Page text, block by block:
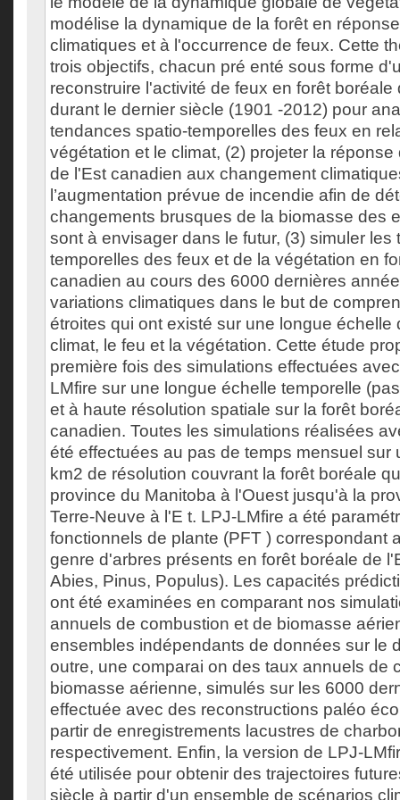
modélise la dynamique de la forêt en
climatiques et à l'occurrence de feux. Cette
trois objectifs, chacun pré enté sous forme
reconstruire l'activité de feux en forêt
durant le dernier siècle (1901 -2012) pour
tendances spatio-temporelles des feux en
végétation et le climat, (2) projeter la
de l'Est canadien aux changement
l’augmentation prévue de incendie afin de
changements brusques de la biomasse des
sont à envisager dans le futur, (3) simuler les
temporelles des feux et de la végétation en
canadien au cours des 6000 dernières
variations climatiques dans le but de
étroites qui ont existé sur une longue échelle
climat, le feu et la végétation. Cette étude
première fois des simulations effectuées
LMfire sur une longue échelle temporelle
et à haute résolution spatiale sur la forêt
canadien. Toutes les simulations réalisées
été effectuées au pas de temps mensuel sur
km2 de résolution couvrant la forêt boréale
province du Manitoba à l'Ouest jusqu'à la
Terre-Neuve à l'E t. LPJ-LMfire a été
fonctionnels de plante (PFT ) correspondant
genre d'arbres présents en forêt boréale de
Abies, Pinus, Populus). Les capacités
ont été examinées en comparant nos
annuels de combustion et de biomasse
ensembles indépendants de données sur le
outre, une comparai on des taux annuels de
biomasse aérienne, simulés sur les 6000
effectuée avec des reconstructions paléo
partir de enregistrements lacustres de
respectivement. Enfin, la version de LPJ-
été utilisée pour obtenir des trajectoires
siècle à partir d'un ensemble de scénarios